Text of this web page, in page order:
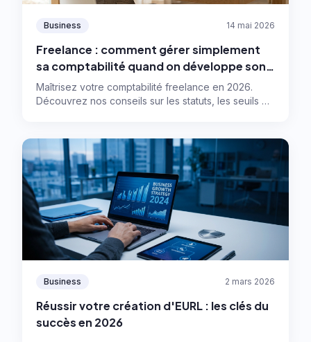
Business 14 mai 2026
Freelance : comment gérer simplement
sa comptabilité quand on développe son
activité ?
Maîtrisez votre comptabilité freelance en 2026.
Découvrez nos conseils sur les statuts, les seuils de
Business 2 mars 2026
Réussir votre création d'EURL : les clés du
succès en 2026